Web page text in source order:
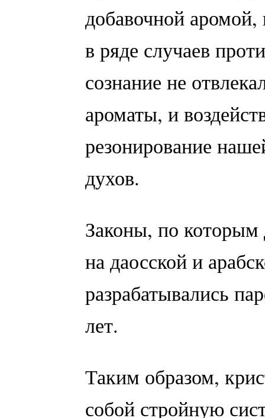
добавочной аромой,
в ряде случаев
сознание не
ароматы, и
резонирование
духов.
Законы, по
на даосской и
разрабатывались
лет.
Таким образом,
собой стройную